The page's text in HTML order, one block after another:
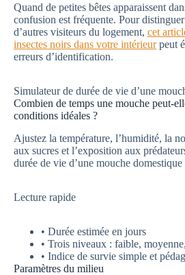
Quand de petites bêtes apparaissent
confusion est fréquente. Pour
d’autres visiteurs du logement, cet
insectes noirs dans votre intérieurpeut
erreurs d’identification.
Simulateur de durée de vie d’une
Combien de temps une mouche peut-
conditions idéales ?
Ajustez la température, l’humidité, la
aux sucres et l’exposition aux
durée de vie d’une mouche domestique
Lecture rapide
• Durée estimée en jours
• Trois niveaux : faible,
• Indice de survie simple et
Paramètres du milieu